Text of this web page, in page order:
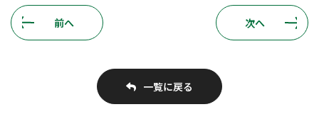
前へ 次へ
一覧に戻る